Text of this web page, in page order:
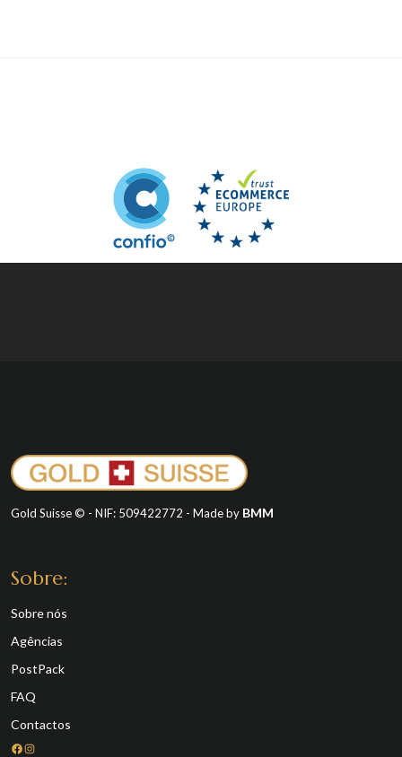
Gold Suisse © - NIF: 509422772 - Made by BMM
Sobre:
Sobre nós
Agências
PostPack
FAQ
Contactos
Facebook Instagram